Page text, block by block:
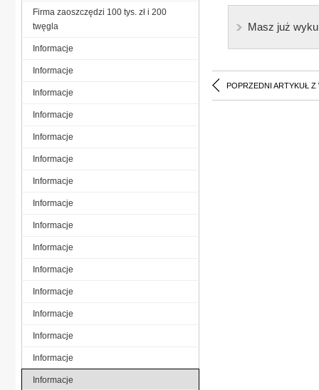
Masz już
POPRZEDNI ARTYKUŁ Z
Firma zaoszczędzi 100 tys. zł i 200
twęgla
Informacje
Informacje
Informacje
Informacje
Informacje
Informacje
Informacje
Informacje
Informacje
Informacje
Informacje
Informacje
Informacje
Informacje
Informacje
Informacje